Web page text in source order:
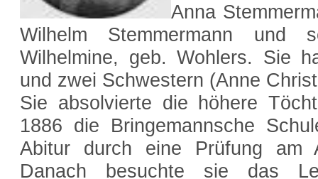
Anna
Wilhelm Stemmermann und
Wilhelmine, geb. Wohlers. Sie
und zwei Schwestern (Anne
Sie absolvierte die höhere
1886 die Bringemannsche
Abitur durch eine Prüfung am
Danach besuchte sie das